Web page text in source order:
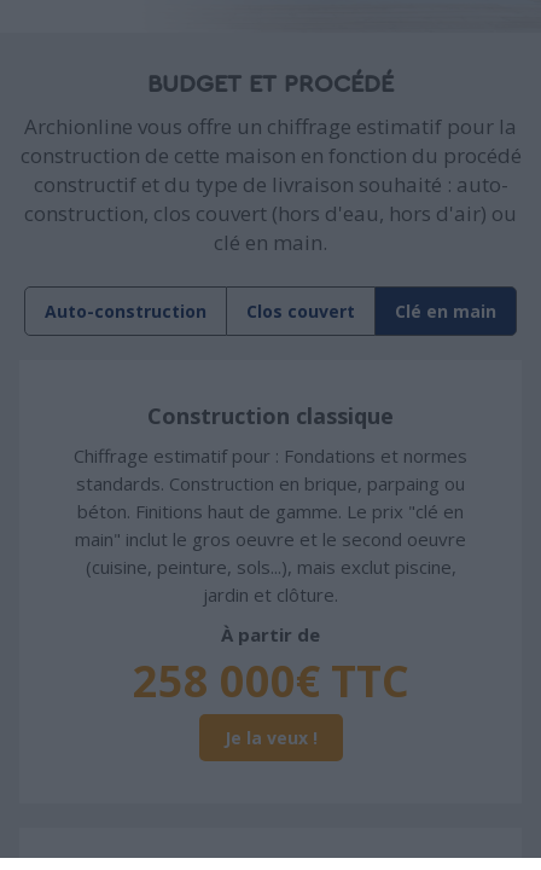
BUDGET ET PROCÉDÉ
Archionline vous offre un chiffrage estimatif pour la
construction de cette maison en fonction du procédé
constructif et du type de livraison souhaité : auto-
construction, clos couvert (hors d'eau, hors d'air) ou
clé en main.
Auto-construction Clos couvert Clé en main
Construction classique
Chiffrage estimatif pour : Fondations et normes
standards. Construction en brique, parpaing ou
béton. Finitions haut de gamme. Le prix "clé en
main" inclut le gros oeuvre et le second oeuvre
(cuisine, peinture, sols...), mais exclut piscine,
jardin et clôture.
À partir de
258 000€ TTC
Je la veux !